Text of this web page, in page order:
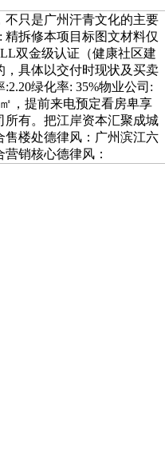
不只是广州汗青文化的主要
精拆修本项目标图文材料仅
双金级认证（健康社区建
具体以交付时现状及买卖
绿化率: 35%物业公司:
，提前来电预定看房卑享
有。把江岸资本汇聚成城
楼处德律风：广州滨江六
销核心德律风：